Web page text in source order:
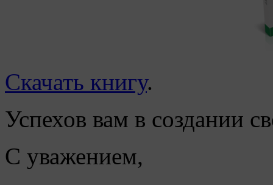
Скачать книгу.
Успехов вам в создании
С уважением,